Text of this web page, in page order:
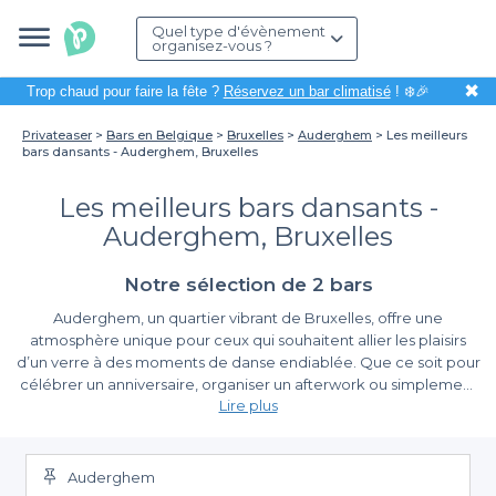
Quel type d'évènement
organisez-vous ?
Trop chaud pour faire la fête ? Réservez un bar climatisé! ❄️🎉 ✖
Privateaser Bars en Belgique Bruxelles Auderghem
Les meilleurs
bars dansants - Auderghem, Bruxelles
Les meilleurs bars dansants -
Auderghem, Bruxelles
Notre sélection de 2 bars
Auderghem, un quartier vibrant de Bruxelles, offre une
atmosphère unique pour ceux qui souhaitent allier les plaisirs
d’un verre à des moments de danse endiablée. Que ce soit pour
célébrer un anniversaire, organiser un afterwork ou simplement
passer une soirée entre amis, les bars dansants d'Auderghem
rythmes effrénés. Grâce à leur ambiance chaleureuse et leurs
pistes de danse entraînantes, ces établissements garantissent
Nous sommes ici pour simplifier votre quête de l'endroit idéal.
Lire plus
Auderghem